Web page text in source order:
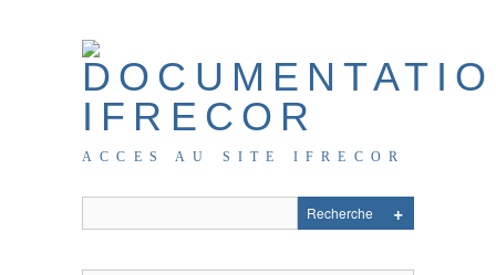
ACCES AU SITE IFRECOR